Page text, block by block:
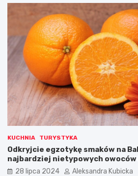
KUCHNIA TURYSTYKA
Odkryjcie egzotykę smaków na
najbardziej nietypowych owoców
28 lipca 2024 Aleksandra Kubicka